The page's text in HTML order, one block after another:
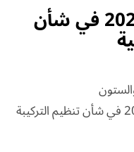
قانون رقم 74 لسنة 2020 في شأن
مجلس الوزراء قانون رقم74لسنة2020 في شأن تنظيم التركيبة